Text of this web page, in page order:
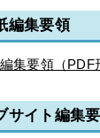
編集要領
集要領（PDF
サイト編集